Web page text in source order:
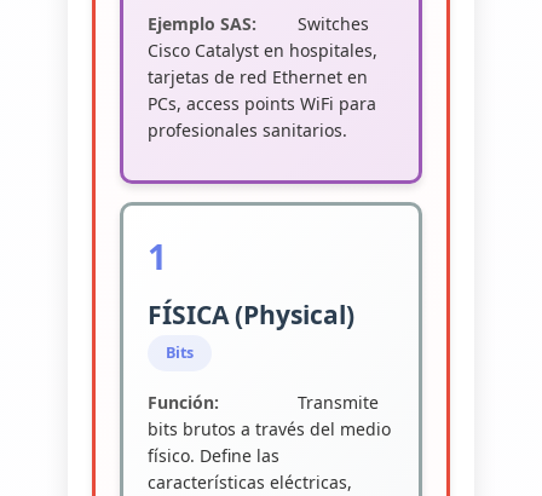
Ejemplo SAS:
Switches
Cisco Catalyst en hospitales,
tarjetas de red Ethernet en
PCs, access points WiFi para
profesionales sanitarios.
1
FÍSICA (Physical)
Bits
Función:
Transmite
bits brutos a través del medio
físico. Define las
características eléctricas,